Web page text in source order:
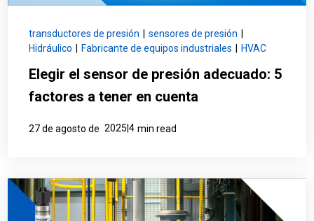
transductores de presión sensores de presión
Hidráulico
Fabricante de equipos industriales HVAC
Elegir el sensor de presión adecuado: 5
factores a tener en cuenta
27 de agosto de 2025|4 min read